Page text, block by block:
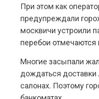
При этом как
предупреждали
москвичи устроили
перебои отмечаются
Многие засыпали
дождаться доставки
салонах. Поэтому